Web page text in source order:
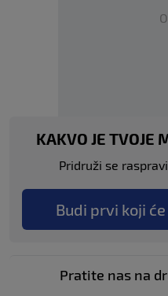
KAKVO JE TVOJE
Pridruži se
Budi prvi koji
Pratite nas na